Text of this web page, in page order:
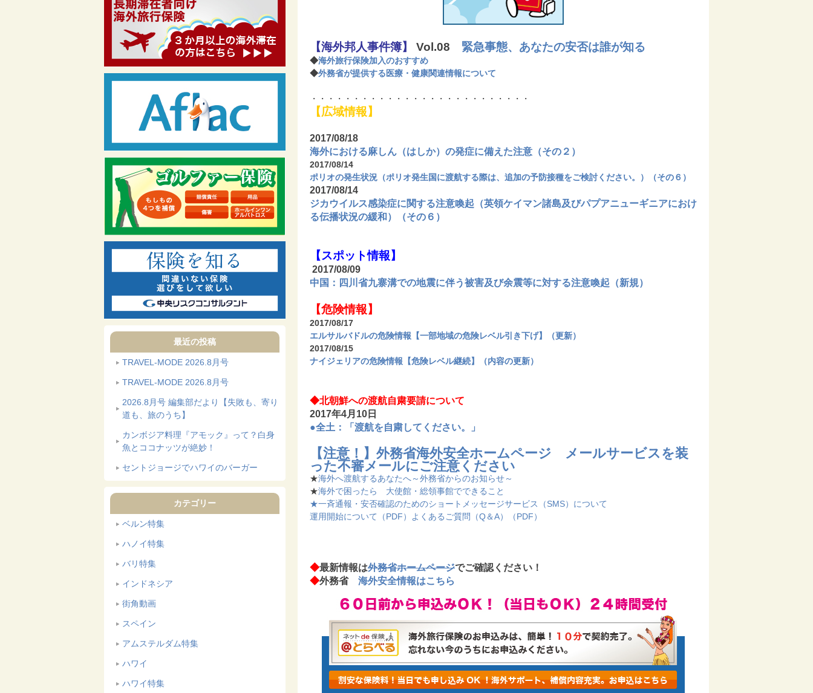
最近の投稿
TRAVEL-MODE 2026.8月号
TRAVEL-MODE 2026.8月号
2026.8月号 編集部だより【失敗も、寄り
道も、旅のうち】
カンボジア料理『アモック』って？白身
魚とココナッツが絶妙！
セントジョージでハワイのバーガー
カテゴリー
ベルン特集
ハノイ特集
バリ特集
インドネシア
街角動画
スペイン
アムステルダム特集
ハワイ
ハワイ特集
【海外邦人事件簿】 Vol.08 緊急事態、あなたの安否は誰が知る
◆海外旅行保険加入のおすすめ
◆外務省が提供する医療・健康関連情報について
・・・・・・・・・・・・・・・・・・・・・・・・・・
【広域情報】
2017/08/18
海外における麻しん（はしか）の発症に備えた注意（その２）
2017/08/14
ポリオの発生状況（ポリオ発生国に渡航する際は、追加の予防接種をご検討ください。）（その６）
2017/08/14
ジカウイルス感染症に関する注意喚起（英領ケイマン諸島及びパプアニューギニアにおけ
る伝播状況の緩和）（その６）
【スポット情報】
2017/08/09
中国：四川省九寨溝での地震に伴う被害及び余震等に対する注意喚起（新規）
【危険情報】
2017/08/17
エルサルバドルの危険情報【一部地域の危険レベル引き下げ】（更新）
2017/08/15
ナイジェリアの危険情報【危険レベル継続】（内容の更新）
◆北朝鮮への渡航自粛要請について
2017年4月10日
●全土：「渡航を自粛してください。」
【注意！】外務省海外安全ホームページ メールサービスを装
った不審メールにご注意ください
★海外へ渡航するあなたへ～外務省からのお知らせ～
★海外で困ったら 大使館・総領事館でできること
★一斉通報・安否確認のためのショートメッセージサービス（SMS）について
運用開始について（PDF）
よくあるご質問（Q＆A）（PDF）
◆最新情報は外務省ホームページでご確認ください！
◆外務省 海外安全情報はこちら